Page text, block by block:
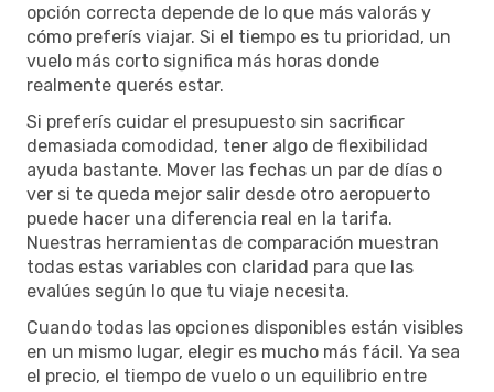
opción correcta depende de lo que más valorás y
cómo preferís viajar. Si el tiempo es tu prioridad, un
vuelo más corto significa más horas donde
realmente querés estar.
Si preferís cuidar el presupuesto sin sacrificar
demasiada comodidad, tener algo de flexibilidad
ayuda bastante. Mover las fechas un par de días o
ver si te queda mejor salir desde otro aeropuerto
puede hacer una diferencia real en la tarifa.
Nuestras herramientas de comparación muestran
todas estas variables con claridad para que las
evalúes según lo que tu viaje necesita.
Cuando todas las opciones disponibles están visibles
en un mismo lugar, elegir es mucho más fácil. Ya sea
el precio, el tiempo de vuelo o un equilibrio entre